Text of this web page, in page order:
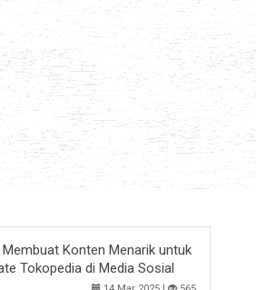
Membuat Konten Menarik untuk
Tokopedia di Media Sosial